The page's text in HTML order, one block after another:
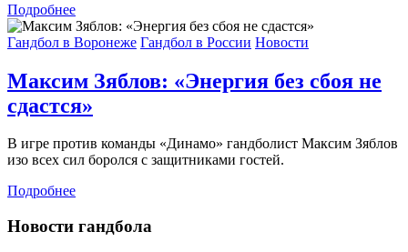
Подробнее
Гандбол в Воронеже Гандбол в России Новости
Максим Зяблов: «Энергия без сбоя не
сдастся»
В игре против команды «Динамо» гандболист Максим Зяблов
изо всех сил боролся с защитниками гостей.
Подробнее
Новости гандбола